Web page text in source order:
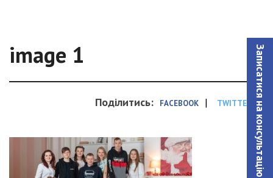
Записатися на консультацiю
image 1
Поділитись: FACEBOOK | TWITTER